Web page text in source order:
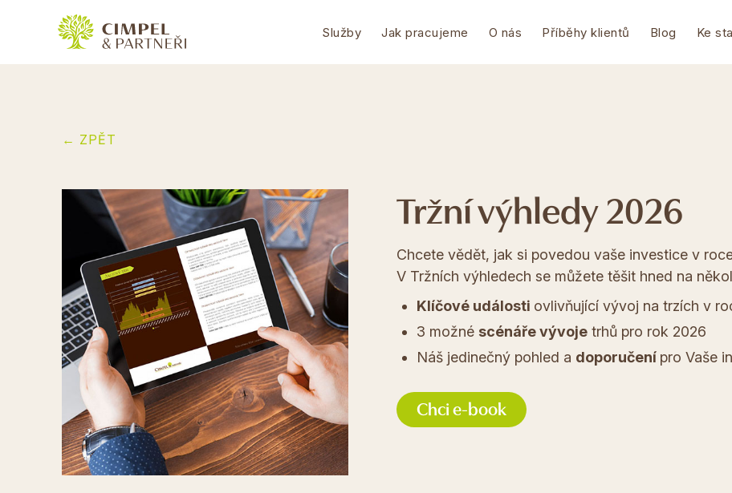
Služby Jak pracujeme O nás Příběhy klientů Blog Ke
← ZPĚT
Tržní výhledy 2026
Chcete vědět, jak si povedou vaše investice v
V Tržních výhledech se můžete těšit hned na
Klíčové události ovlivňující vývoj na trzích v
3 možné scénáře vývoje trhů pro rok 2026
Náš jedinečný pohled a doporučení pro Vaše
Chci e-book